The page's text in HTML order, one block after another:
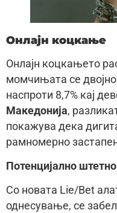
Онлајн коцкање
Онлајн коцкањето
момчињата се двојно
наспроти 8,7% кај
Македонија,
покажува дека
рамномерно
Потенцијално
Со новата Lie/Bet
однесување, се